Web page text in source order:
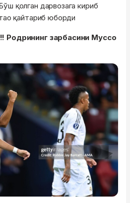
қолган дарвозага кириб
қайтариб юборди
зарбасини Муссо